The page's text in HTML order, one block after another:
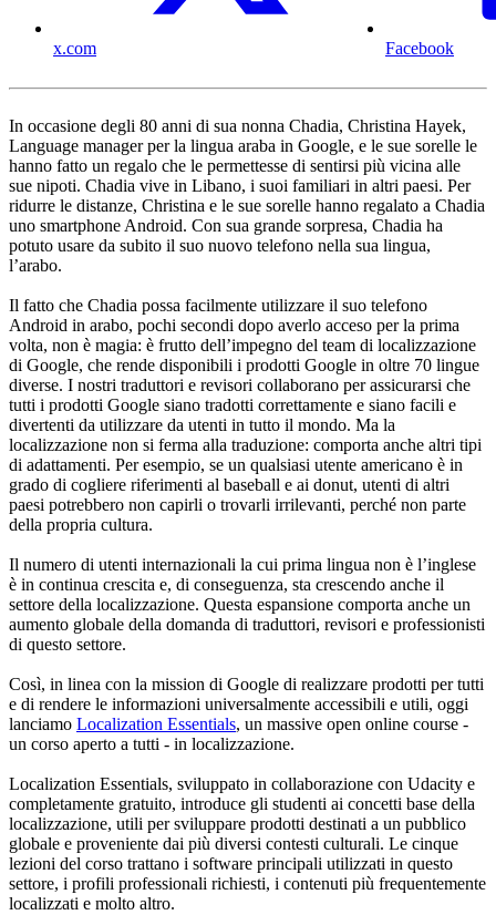
x.com Facebook
In occasione degli 80 anni di sua nonna Chadia, Christina Hayek,
Language manager per la lingua araba in Google, e le sue sorelle le
hanno fatto un regalo che le permettesse di sentirsi più vicina alle
sue nipoti. Chadia vive in Libano, i suoi familiari in altri paesi. Per
ridurre le distanze, Christina e le sue sorelle hanno regalato a Chadia
uno smartphone Android. Con sua grande sorpresa, Chadia ha
potuto usare da subito il suo nuovo telefono nella sua lingua,
l’arabo.
Il fatto che Chadia possa facilmente utilizzare il suo telefono
Android in arabo, pochi secondi dopo averlo acceso per la prima
volta, non è magia: è frutto dell’impegno del team di localizzazione
di Google, che rende disponibili i prodotti Google in oltre 70 lingue
diverse. I nostri traduttori e revisori collaborano per assicurarsi che
tutti i prodotti Google siano tradotti correttamente e siano facili e
divertenti da utilizzare da utenti in tutto il mondo. Ma la
localizzazione non si ferma alla traduzione: comporta anche altri tipi
di adattamenti. Per esempio, se un qualsiasi utente americano è in
grado di cogliere riferimenti al baseball e ai donut, utenti di altri
paesi potrebbero non capirli o trovarli irrilevanti, perché non parte
della propria cultura.
Il numero di utenti internazionali la cui prima lingua non è l’inglese
è in continua crescita e, di conseguenza, sta crescendo anche il
settore della localizzazione. Questa espansione comporta anche un
aumento globale della domanda di traduttori, revisori e professionisti
di questo settore.
Così, in linea con la mission di Google di realizzare prodotti per tutti
e di rendere le informazioni universalmente accessibili e utili, oggi
lanciamo Localization Essentials, un massive open online course -
un corso aperto a tutti - in localizzazione.
Localization Essentials, sviluppato in collaborazione con Udacity e
completamente gratuito, introduce gli studenti ai concetti base della
localizzazione, utili per sviluppare prodotti destinati a un pubblico
globale e proveniente dai più diversi contesti culturali. Le cinque
lezioni del corso trattano i software principali utilizzati in questo
settore, i profili professionali richiesti, i contenuti più frequentemente
localizzati e molto altro.